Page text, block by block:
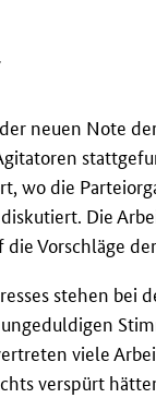
neuen Note
wo die
Die
die Vorschläge der
stehen bei
viele
verspürt